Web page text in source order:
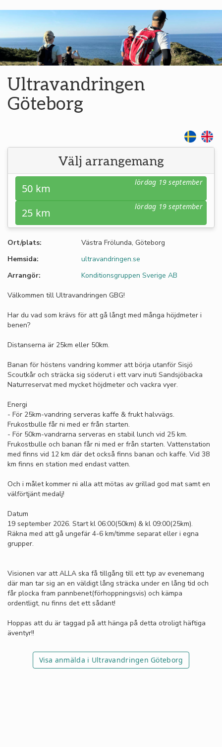
Ultravandringen
Göteborg
Välj arrangemang
lördag 19 september
50 km
lördag 19 september
25 km
Ort/plats:
Västra Frölunda, Göteborg
Hemsida:
ultravandringen.se
Arrangör:
Konditionsgruppen Sverige AB
Välkommen till Ultravandringen GBG!
Har du vad som krävs för att gå långt med många höjdmeter i
benen?
Distanserna är 25km eller 50km.
Banan för höstens vandring kommer att börja utanför Sisjö
Scoutkår och sträcka sig söderut i ett varv inuti Sandsjöbacka
Naturreservat med mycket höjdmeter och vackra vyer.
Energi
- För 25km-vandring serveras kaffe & frukt halvvägs.
Frukostbulle får ni med er från starten.
- För 50km-vandrarna serveras en stabil lunch vid 25 km.
Frukostbulle och banan får ni med er från starten. Vattenstation
med finns vid 12 km där det också finns banan och kaffe. Vid 38
km finns en station med endast vatten.
Och i målet kommer ni alla att mötas av grillad god mat samt en
välförtjänt medalj!
Datum
19 september 2026. Start kl 06:00(50km) & kl 09:00(25km).
Räkna med att gå ungefär 4-6 km/timme separat eller i egna
grupper.
Visionen var att ALLA ska få tillgång till ett typ av evenemang
där man tar sig an en väldigt lång sträcka under en lång tid och
får plocka fram pannbenet(förhoppningsvis) och kämpa
ordentligt, nu finns det ett sådant!
Hoppas att du är taggad på att hänga på detta otroligt häftiga
äventyr!!
Visa anmälda i Ultravandringen Göteborg